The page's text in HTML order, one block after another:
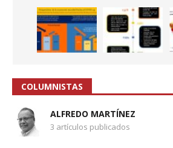
COLUMNISTAS
ALFREDO MARTÍNEZ
3 artículos publicados